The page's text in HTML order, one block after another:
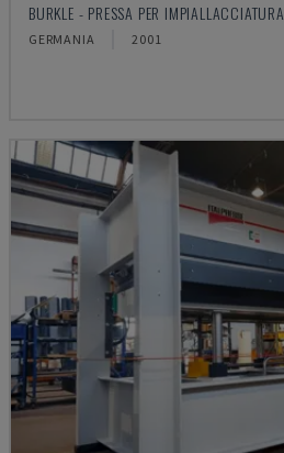
BURKLE - PRESSA PER IMPIALLACCIATURA
GERMANIA 2001